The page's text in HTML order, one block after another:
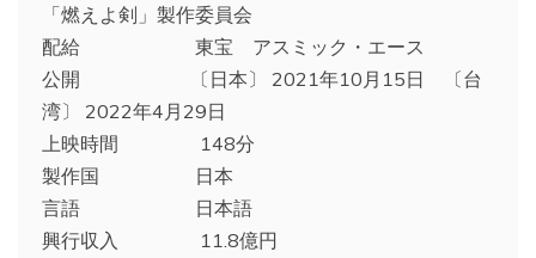
「燃えよ剣」製作委員会
配給 東宝 アスミック・エース
公開 〔日本〕 2021年10月15日 〔台
湾〕 2022年4月29日
上映時間 148分
製作国 日本
言語 日本語
興行収入 11.8億円